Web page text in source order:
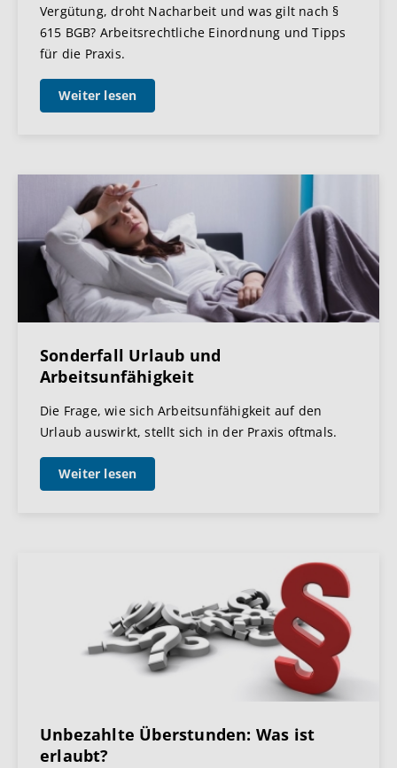
Vergütung, droht Nacharbeit und was gilt nach §
615 BGB? Arbeitsrechtliche Einordnung und Tipps
für die Praxis.
Weiter lesen
Sonderfall Urlaub und
Arbeitsunfähigkeit
Die Frage, wie sich Arbeitsunfähigkeit auf den
Urlaub auswirkt, stellt sich in der Praxis oftmals.
Weiter lesen
Unbezahlte Überstunden: Was ist
erlaubt?